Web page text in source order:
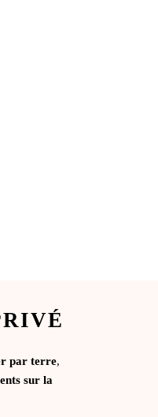
par terre,
sur la